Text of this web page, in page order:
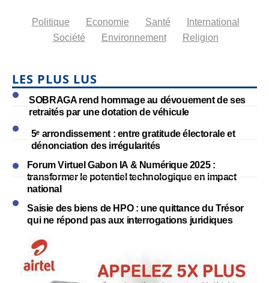
Politique Economie Santé
International
Société
Environnement Religion
LES PLUS LUS
SOBRAGA rend hommage au dévouement de ses
retraités par une dotation de véhicule
5ᵉ arrondissement : entre gratitude électorale et
dénonciation des irrégularités
Forum Virtuel Gabon IA & Numérique 2025 :
transformer le potentiel technologique en impact
national
Saisie des biens de HPO : une quittance du Trésor
qui ne répond pas aux interrogations juridiques